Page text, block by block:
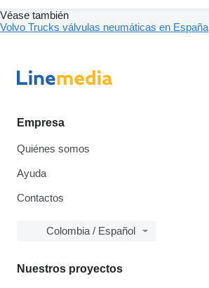
Véase también
Volvo Trucks válvulas neumáticas en España
Empresa
Quiénes somos
Ayuda
Contactos
Colombia / Español
Nuestros proyectos